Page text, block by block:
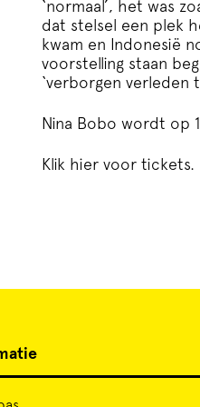
‘normaal’, het was
dat stelsel een plek
kwam en Indonesië
voorstelling staan
‘verborgen verleden
Nina Bobo wordt op
Klik hier voor tickets.